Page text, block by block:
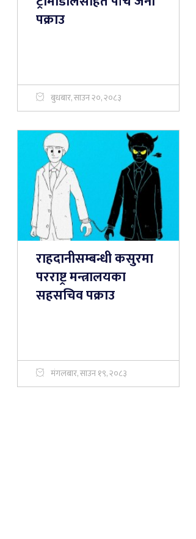
पक्राउ
बुधबार, साउन २०, २०८३
राहदानीसम्बन्धी कसुरमा
परराष्ट्र मन्त्रालयका
सहसचिव पक्राउ
मंगलबार, साउन १९, २०८३